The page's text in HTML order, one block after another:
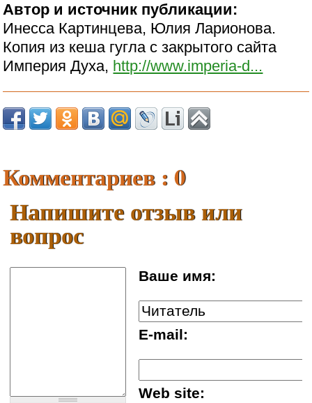
Автор и источник публикации:
Инесса Картинцева, Юлия Ларионова.
Копия из кеша гугла с закрытого сайта
Империя Духа, http://www.imperia-d...
Комментариев : 0
Напишите отзыв или
вопрос
Ваше имя:
E-mail:
Web site: